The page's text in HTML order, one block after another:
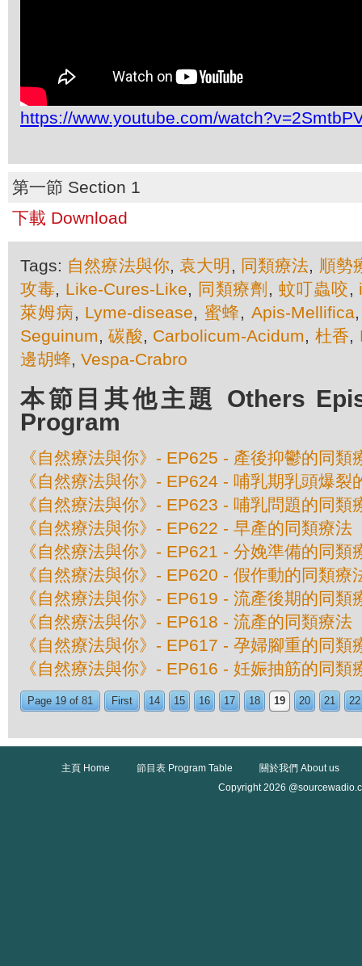
https://www.youtube.com/
第一節 Section 1
下載 Download
Tags: 自然療法與你,袁大明 , 同類療法, 順勢
攻毒, Like-Cures-Like, 同類療劑 , 蚊叮蟲咬,
萊姆病, Lyme-disease, 蜜蜂, Apis-Mellifica
Seguinum,碳酸, Carbolicum-Acidum, 杜香,
邊胡蜂, Vespa-Crabro
本節目其他主題 Others
Program
《自然療法與你》- EP625 - 產後抑鬱的同類
《自然療法與你》- EP624 - 哺乳期乳頭爆裂
《自然療法與你》- EP623 - 哺乳問題的同類
《自然療法與你》- EP622 - 早產的同類療法
《自然療法與你》- EP621 - 分娩準備的同類
《自然療法與你》- EP620 - 假作動的同類療
《自然療法與你》- EP619 - 流產後期的同類
《自然療法與你》- EP618 - 流產的同類療法
《自然療法與你》- EP617 - 孕婦腳重的同類
《自然療法與你》- EP616 - 妊娠抽筋的同類
Page 19 of 81 First 14 15 16 17 18 19 20 21 22
主頁 Home 節目表 Program Table
關於我們 About us
Copyright 2026